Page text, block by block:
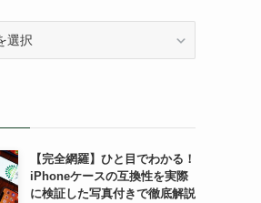
【完全網羅】ひと目でわかる！
iPhoneケースの互換性を実際
に検証した写真付きで徹底解説